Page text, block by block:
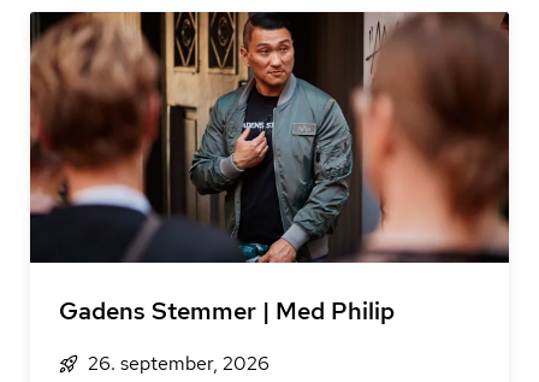
Gadens Stemmer | Med Philip
26. september, 2026